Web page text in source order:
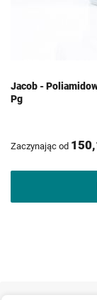
Jacob -
Pg
Zaczynając od